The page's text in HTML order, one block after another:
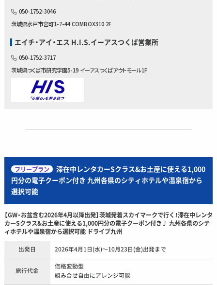
050-1752-3046
茨城県水戸市宮町1-7-44 COMBOX310 2F
エイチ・アイ・エス H.I.S.イーアスつくば営業所
050-1752-3717
茨城県つくば市研究学園5-19 イーアスつくばアウトモール1F
フリープラン
滞在中レンタカーSクラス&お土産に使える1,000
円分の電子クーポン付き 九州各県のシティホテルや温泉宿から
選択可能
【GW・お盆含む2026年4月以降出発】茨城発着スカイマークで行く！滞在中レンタ
カーSクラス&お土産に使える1,000円分の電子クーポン付き♪ 九州各県のシテ
ィホテルや温泉宿から選択可能 ドライブ九州
出発日 2026年4月1日(水)～10月23日(金)出発まで
旅行代金
価格変動型
組み合せ自由にアレンジ可能